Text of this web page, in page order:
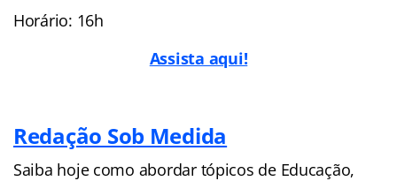
Horário: 16h
Assista aqui!
Redação Sob Medida
Saiba hoje como abordar tópicos de Educação,